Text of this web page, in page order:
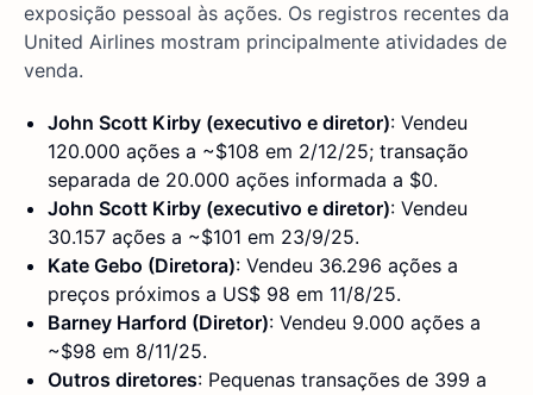
exposição pessoal às ações. Os registros recentes da
United Airlines mostram principalmente atividades de
venda.
John Scott Kirby (executivo e diretor): Vendeu
120.000 ações a ~$108 em 2/12/25; transação
separada de 20.000 ações informada a $0.
John Scott Kirby (executivo e diretor): Vendeu
30.157 ações a ~$101 em 23/9/25.
Kate Gebo (Diretora): Vendeu 36.296 ações a
preços próximos a US$ 98 em 11/8/25.
Barney Harford (Diretor): Vendeu 9.000 ações a
~$98 em 8/11/25.
Outros diretores: Pequenas transações de 399 a